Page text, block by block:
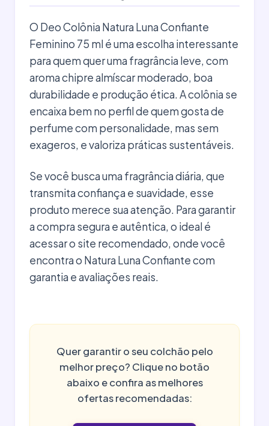
O Deo Colônia Natura Luna Confiante
Feminino 75 ml é uma escolha interessante
para quem quer uma fragrância leve, com
aroma chipre almíscar moderado, boa
durabilidade e produção ética. A colônia se
encaixa bem no perfil de quem gosta de
perfume com personalidade, mas sem
exageros, e valoriza práticas sustentáveis.
Se você busca uma fragrância diária, que
transmita confiança e suavidade, esse
produto merece sua atenção. Para garantir
a compra segura e autêntica, o ideal é
acessar o site recomendado, onde você
encontra o Natura Luna Confiante com
garantia e avaliações reais.
Quer garantir o seu colchão pelo
melhor preço? Clique no botão
abaixo e confira as melhores
ofertas recomendadas: